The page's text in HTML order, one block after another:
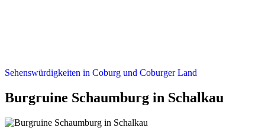
Sehenswürdigkeiten in Coburg und Coburger Land
Burgruine Schaumburg in Schalkau